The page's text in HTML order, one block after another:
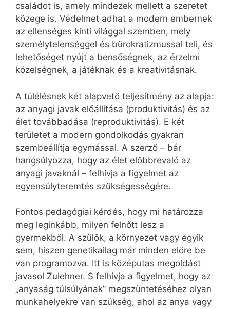
családot is, amely mindezek mellett a szeretet
közege is. Védelmet adhat a modern embernek
az ellenséges kinti világgal szemben, mely
személytelenséggel és bürokratizmussal teli, és
lehetőséget nyújt a bensőségnek, az érzelmi
közelségnek, a játéknak és a kreativitásnak.
A túlélésnek két alapvető teljesítmény az alapja:
az anyagi javak előállítása (produktivitás) és az
élet továbbadása (reproduktivitás). E két
területet a modern gondolkodás gyakran
szembeállítja egymással. A szerző – bár
hangsúlyozza, hogy az élet előbbrevaló az
anyagi javaknál – felhívja a figyelmet az
egyensúlyteremtés szükségességére.
Fontos pedagógiai kérdés, hogy mi határozza
meg leginkább, milyen felnőtt lesz a
gyermekből. A szülők, a környezet vagy egyik
sem, hiszen genetikailag már minden előre be
van programozva. Itt is középutas megoldást
javasol Zulehner. S felhívja a figyelmet, hogy az
„anyaság túlsúlyának” megszüntetéséhez olyan
munkahelyekre van szükség, ahol az anya vagy